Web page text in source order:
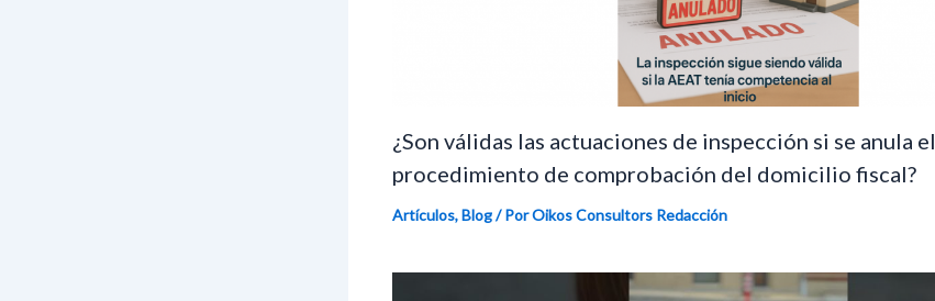
¿Son válidas las actuaciones de inspección si se anula el
procedimiento de comprobación del domicilio fiscal?
Artículos,Blog/ Por Oikos Consultors Redacción